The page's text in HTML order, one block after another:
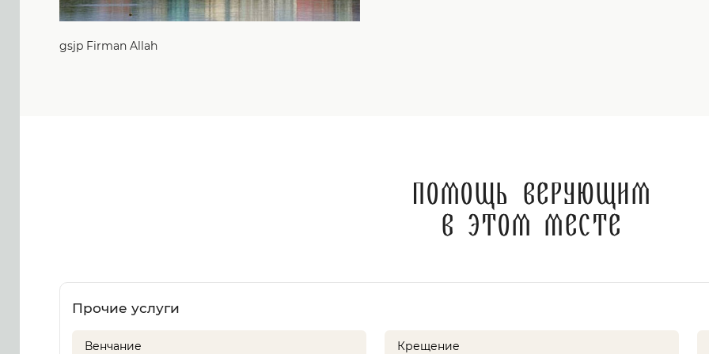
gsjp Firman Allah
Помощь верующим
в этом месте
Прочие услуги
Венчание Крещение